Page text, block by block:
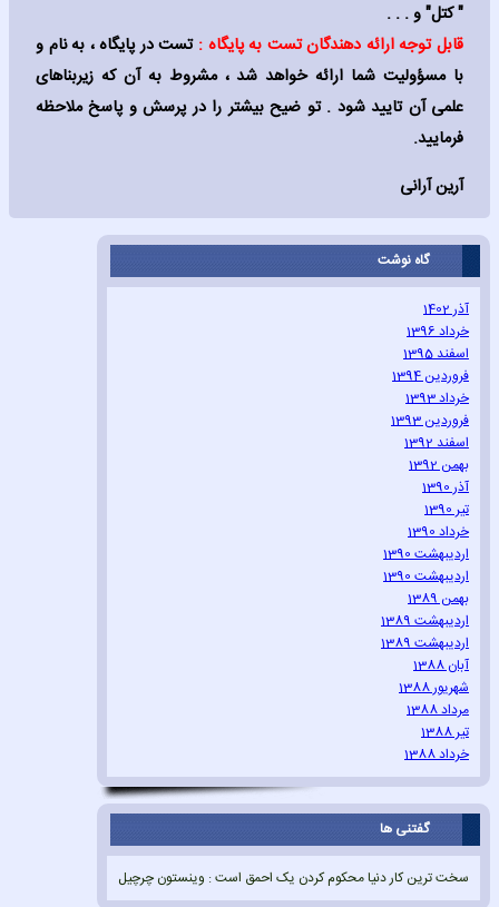
" کتل" و . . .
قابل توجه ارائه دهندگان تست به پایگاه : تست در پایگاه ، به نام و
با مسؤولیت شما ارائه خواهد شد ، مشروط به آن که زیربناهای
علمی آن تایید شود . تو ضیح بیشتر را در پرسش و پاسخ ملاحظه
فرمایید.
آرین آرانی
گاه نوشت
آذر 1402
خرداد 1396
اسفند 1395
فروردین 1394
خرداد 1393
فروردین 1393
اسفند 1392
بهمن 1392
آذر 1390
تیر 1390
خرداد 1390
اردیبهشت 1390
اردیبهشت 1390
بهمن 1389
اردیبهشت 1389
اردیبهشت 1389
آبان 1388
شهریور 1388
مرداد 1388
تیر 1388
خرداد 1388
گفتنی ها
سخت ترین کار دنیا محکوم کردن یک احمق است : وینستون چرچیل